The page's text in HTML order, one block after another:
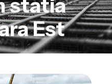
statia
Est